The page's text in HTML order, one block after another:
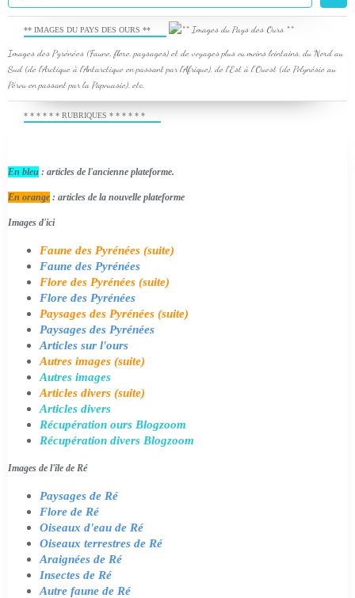
** IMAGES DU PAYS DES OURS **
Images des Pyrénées (Faune, flore, paysages) et de voyages plus ou moins lointains, du Nord au
Sud (de l'Arctique à l'Antarctique en passant par l'Afrique), de l'Est à l'Ouest (de Polynésie au
Pérou en passant par la Papouasie), etc.
* * * * * * RUBRIQUES * * * * * *
En bleu : articles de l'ancienne plateforme.
En orange : articles de la nouvelle plateforme
Images d'ici
Faune des Pyrénées (suite)
Faune des Pyrénées
Flore des Pyrénées (suite)
Flore des Pyrénées
Paysages des Pyrénées (suite)
Paysages des Pyrénées
Articles sur l'ours
Autres images (suite)
Autres images
Articles divers (suite)
Articles divers
Récupération ours Blogzoom
Récupération divers Blogzoom
Images de l'île de Ré
Paysages de Ré
Flore de Ré
Oiseaux d'eau de Ré
Oiseaux terrestres de Ré
Araignées de Ré
Insectes de Ré
Autre faune de Ré